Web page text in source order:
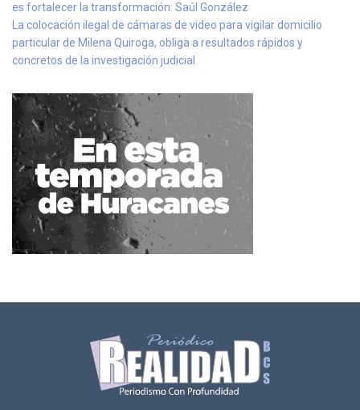
es fortalecer la transformación: Saúl González
La colocación ilegal de cámaras de video para vigilar domicilio
particular de Milena Quiroga, obliga a resultados rápidos y
concretos de la investigación judicial